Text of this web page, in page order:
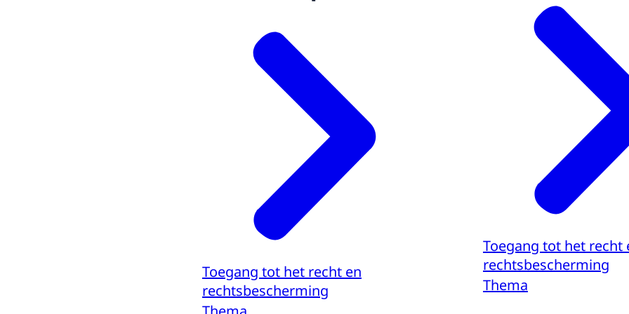
Toegang tot het recht en
rechtsbescherming
Toegang tot het recht
rechtsbescherming
Thema